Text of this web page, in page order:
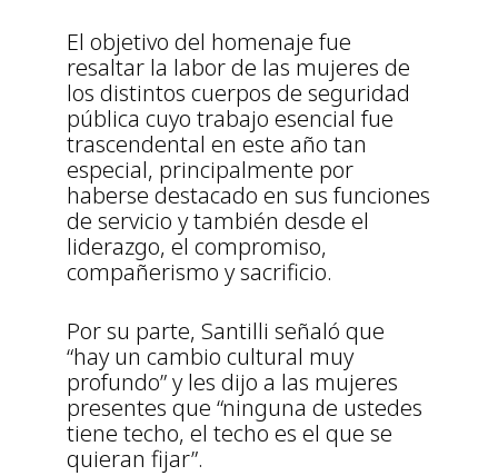
El objetivo del homenaje fue
resaltar la labor de las mujeres de
los distintos cuerpos de seguridad
pública cuyo trabajo esencial fue
trascendental en este año tan
especial, principalmente por
haberse destacado en sus funciones
de servicio y también desde el
liderazgo, el compromiso,
compañerismo y sacrificio.
Por su parte, Santilli señaló que
“hay un cambio cultural muy
profundo” y les dijo a las mujeres
presentes que “ninguna de ustedes
tiene techo, el techo es el que se
quieran fijar”.